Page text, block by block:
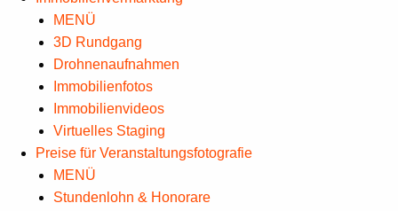
MENÜ
3D Rundgang
Drohnenaufnahmen
Immobilienfotos
Immobilienvideos
Virtuelles Staging
Preise für Veranstaltungsfotografie
MENÜ
Stundenlohn & Honorare